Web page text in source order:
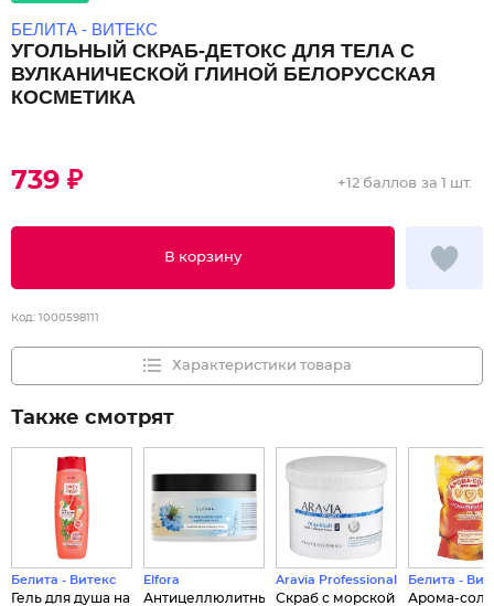
БЕЛИТА - ВИТЕКС
УГОЛЬНЫЙ СКРАБ-ДЕТОКС ДЛЯ ТЕЛА С
ВУЛКАНИЧЕСКОЙ ГЛИНОЙ БЕЛОРУССКАЯ
КОСМЕТИКА
739 ₽
В корзину
+12 баллов за 1 шт.
Код: 1000598111
Характеристики товара
Также смотрят
Белита - Витекс
Гель для душа на
Elfora
Антицеллюлитный
Aravia Professional
Скраб с морской
Белита -
Арома-соль